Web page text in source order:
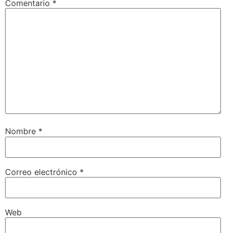
Comentario *
Nombre *
Correo electrónico *
Web